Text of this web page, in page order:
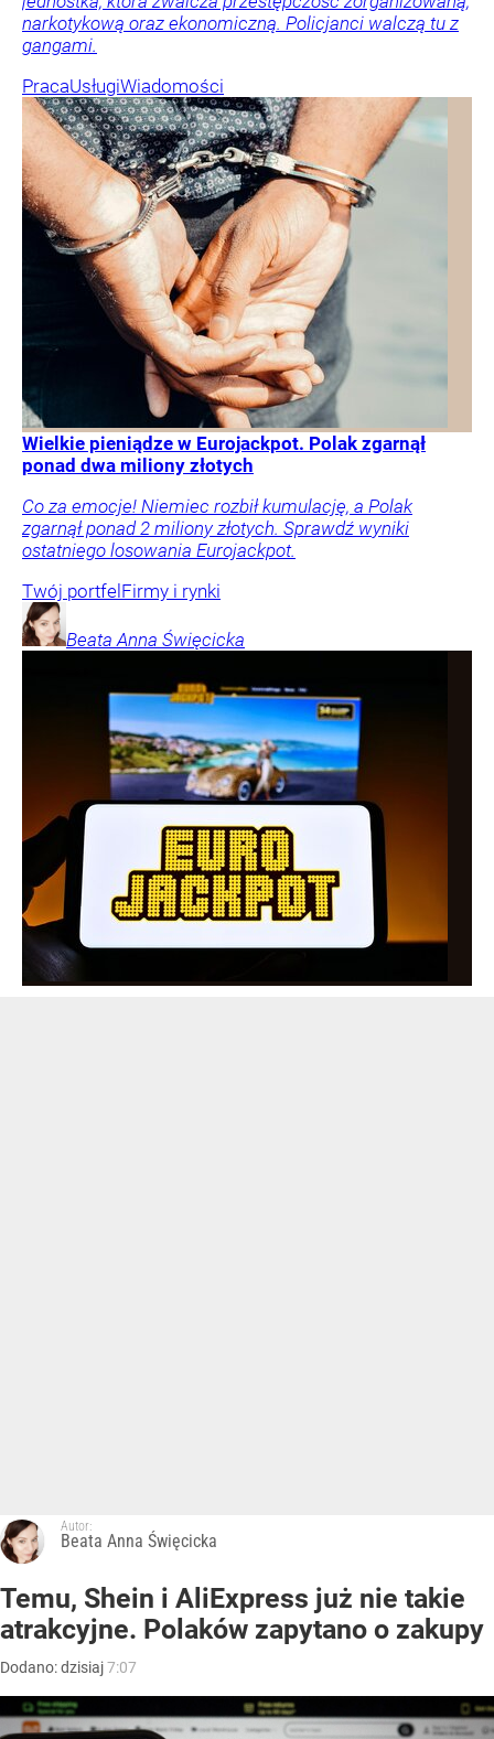
narkotykową oraz ekonomiczną. Policjanci walczą tu z
gangami.
PracaUsługiWiadomości
Wielkie pieniądze w Eurojackpot. Polak zgarnął
ponad dwa miliony złotych
Co za emocje! Niemiec rozbił kumulację, a Polak
zgarnął ponad 2 miliony złotych. Sprawdź wyniki
ostatniego losowania Eurojackpot.
Twój portfelFirmy i rynki
Beata Anna Święcicka
Autor:
Beata Anna Święcicka
Temu, Shein i AliExpress już nie takie
atrakcyjne. Polaków zapytano o zakupy
Dodano:dzisiaj7:07